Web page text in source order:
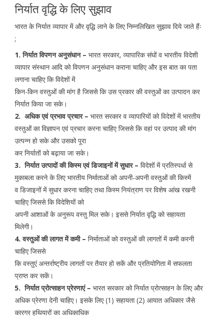
निर्यात वृद्धि के लिए सुझाव
भारत के निर्यात व्यापार में और वृद्धि लाने के लिए निम्नलिखित सुझाव दिये जाते हैंः
;
1. निर्यात विपणन अनुसंधान – भारत सरकार, व्यापारिक संघों व भारतीय विदेशी
व्यापार संस्थान आदि को विपणन अनुसंधान कराना चाहिए और इस बात का पता
लगाना चाहिए कि विदेशों में
किन-किन वस्तुओं की मांग है जिससे कि उस प्रकार की वस्तुओं का उत्पादन कर
निर्यात किया जा सके।
2. अधिक एवं प्रभाव प्रचार – भारत सरकार व व्यापारियों को विदेशों में भारतीय
वस्तुओं का विज्ञापन एवं प्रचार करना चाहिए जिससे कि वहां पर उत्पाद की मांग
उत्पन्न हो सके और उसको पूरा
कर निर्यातों को बढ़ाया जा सके।
3. निर्यात उत्पादों की किस्म एवं डिजाइनों में सुधार – विदेशों में प्रतिस्पर्धा से
मुकाबला करने के लिए भारतीय निर्माताओं को अपनी-अपनी वस्तुओं की किस्में
व डिजाइनों में सुधार करना चाहिए तथा किस्म नियंत्राण पर विशेष आंख रखनी
चाहिए जिससे कि विदेशियों को
अपनी आशाओं के अनुरूप वस्तु मिल सके। इससे निर्यात वृद्धि को सहायता
मिलेगी।
4. वस्तुओं की लागत में कमी – निर्माताओं को वस्तुओं की लागतों में कमी करनी
चाहिए जिससे
कि वस्तुएं अन्तर्राष्ट्रीय लागतों पर तैयार हो सकें और प्रतियोगिता में सफलता
प्राप्त कर सकें।
5. निर्यात प्रोत्साहन प्रेरणाएं – भारत सरकार को निर्यात प्रोत्साहन के लिए और
अधिक प्रेरणा देनी चाहिए। इसके लिए (1) सहायता (2) आयात अधिकार जैसे
कारगर हथियारों का अधिकाधिक